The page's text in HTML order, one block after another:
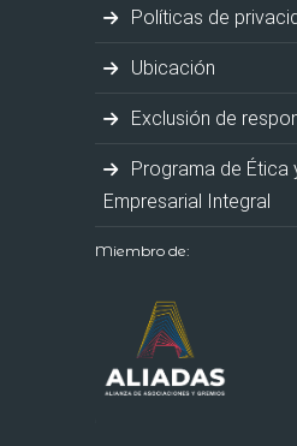
Políticas de
Ubicación
Exclusión de
Programa de Ética
Empresarial Integral
Miembro de: